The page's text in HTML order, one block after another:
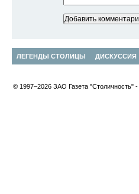
ЛЕГЕНДЫ СТОЛИЦЫ ДИСКУССИЯ
© 1997–2026 ЗАО Газета "Столичность" -